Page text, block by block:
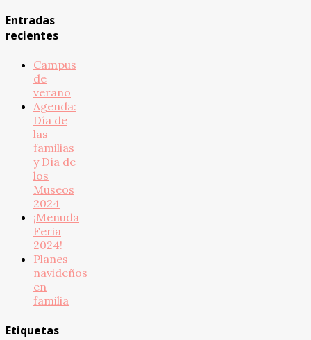
Entradas
recientes
Campus
de
verano
Agenda:
Día de
las
familias
y Día de
los
Museos
2024
¡Menuda
Feria
2024!
Planes
navideños
en
familia
Etiquetas